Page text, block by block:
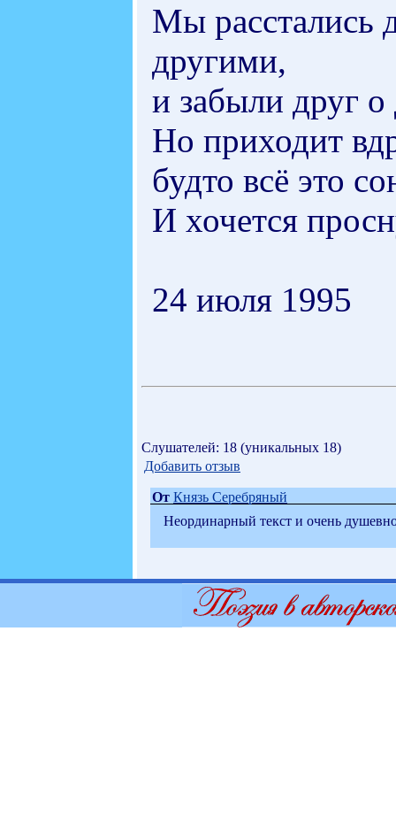
Мы расстались
другими,
и забыли друг о
Но приходит
будто всё это
И хочется
24 июля 1995
Слушателей: 18 (уникальных 18)
Добавить отзыв
От Князь Серебряный
Неординарный текст и очень